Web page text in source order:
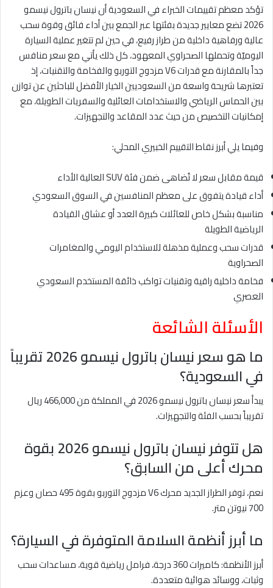
تؤكد معظم تقييمات الخبراء في السعودية أن نيسان باترول نيسمو
2026 تضع معايير جديدة بفئتها عبر الجمع بين أداء فائق وقوة سحب
عالية ورفاهية داخلية من طراز رفيع، في حين لم تتغير عملية السيارة
اليوميّة وتحملها الصحراوي المعهود، كل ذلك يأتي مع سعر منافس
جداً بالمقارنة مع قدرات V6 مزدوج التوربو والفخامة والتقنيات، إذ
تعتبرها شريحة واسعة من السعوديين الخيار الأفضل للباحثين عن توازن
بين الحماس الرياضي والاستخدامات العائلية والسفريات الطويلة، مع
إمكانيات التخصيص من حيث عدد المقاعد والتجهيزات.
وفيما يلي أبرز نقاط التقييم الخبيري المحلي:
قيمة مقابل سعر لا تُضاهى ضمن فئة SUV العالية الأداء
أداء قيادة يتفوق على معظم المنافسين في السوق السعودي
مناسبة بشكل خاص للعائلات كبيرة العدد أو عشاق القيادة
الرياضية الطويلة
قدرات سحب وعملية مذهلة للاستخدام اليومي والمغامرات
الصحراوية
فخامة داخلية راقية وتقنيات تواكب ذائقة المستخدم السعودي
العصري
الأسئلة الشائعة
ما هو سعر نيسان باترول نيسمو 2026 تقريباً
في السعودية؟
يبدأ سعر نيسان باترول نيسمو 2026 في المملكة من 466,000 ريال
تقريباً بحسب الفئة والتجهيزات.
هل تتوفر نيسان باترول نيسمو 2026 بقوة
محرك أعلى من السابق؟
نعم، توفر الطراز الجديد محرك V6 مزدوج التوربو بقوة 495 حصان وعزم
700 نيوتن متر.
ما أبرز أنظمة السلامة المتوفرة في السيارة؟
أبرز الأنظمة: كاميرات 360 درجة، فرامل رياضية قوية، مساعدات سحب
وثبات، ووسائد هوائية متعددة.